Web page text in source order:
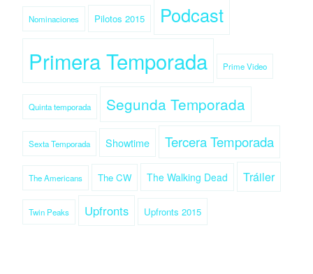
Nominaciones Pilotos 2015 Podcast
Primera Temporada Prime Video
Quinta temporada Segunda Temporada
Sexta Temporada Showtime Tercera Temporada
The Americans The CW The Walking Dead Tráiler
Twin Peaks Upfronts Upfronts 2015